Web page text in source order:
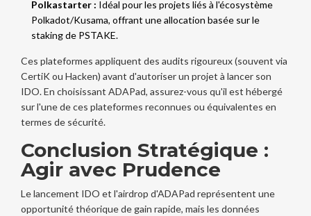
Polkastarter : Idéal pour les projets liés à l'écosystème
Polkadot/Kusama, offrant une allocation basée sur le
staking de PSTAKE.
Ces plateformes appliquent des audits rigoureux (souvent via
CertiK ou Hacken) avant d'autoriser un projet à lancer son
IDO. En choisissant ADAPad, assurez-vous qu'il est hébergé
sur l'une de ces plateformes reconnues ou équivalentes en
termes de sécurité.
Conclusion Stratégique :
Agir avec Prudence
Le lancement IDO et l'airdrop d'ADAPad représentent une
opportunité théorique de gain rapide, mais les données